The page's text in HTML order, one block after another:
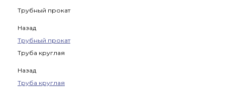
Трубный прокат
Назад
Трубный прокат
Труба круглая
Назад
Труба круглая